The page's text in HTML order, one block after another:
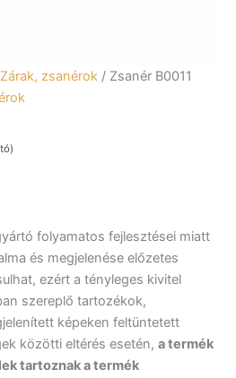
Zárak, zsanérok / Zsanér B0011
folyamatos fejlesztései miatt
és megjelenése előzetes
ezért a tényleges kivitel
szereplő tartozékok,
képeken feltüntetett
közötti eltérés esetén, a termék
tartoznak a termék